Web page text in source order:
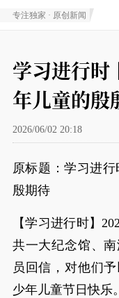
专注独家 · 原创新闻
学习进行时
年儿童的殷
2026/06/02 20:18
原标题：学习进
殷期待
【学习进行时】
共一大纪念馆、
员回信，对他们
少年儿童节日快乐。